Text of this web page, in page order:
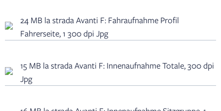
24 MB la strada Avanti F: Fahraufnahme Profil
Fahrerseite, 1 300 dpi Jpg
15 MB la strada Avanti F: Innenaufnahme Totale, 300 dpi
Jpg